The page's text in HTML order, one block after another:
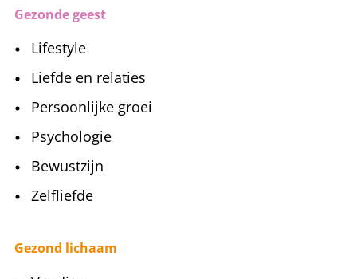
Gezonde geest
Lifestyle
Liefde en relaties
Persoonlijke groei
Psychologie
Bewustzijn
Zelfliefde
Gezond lichaam